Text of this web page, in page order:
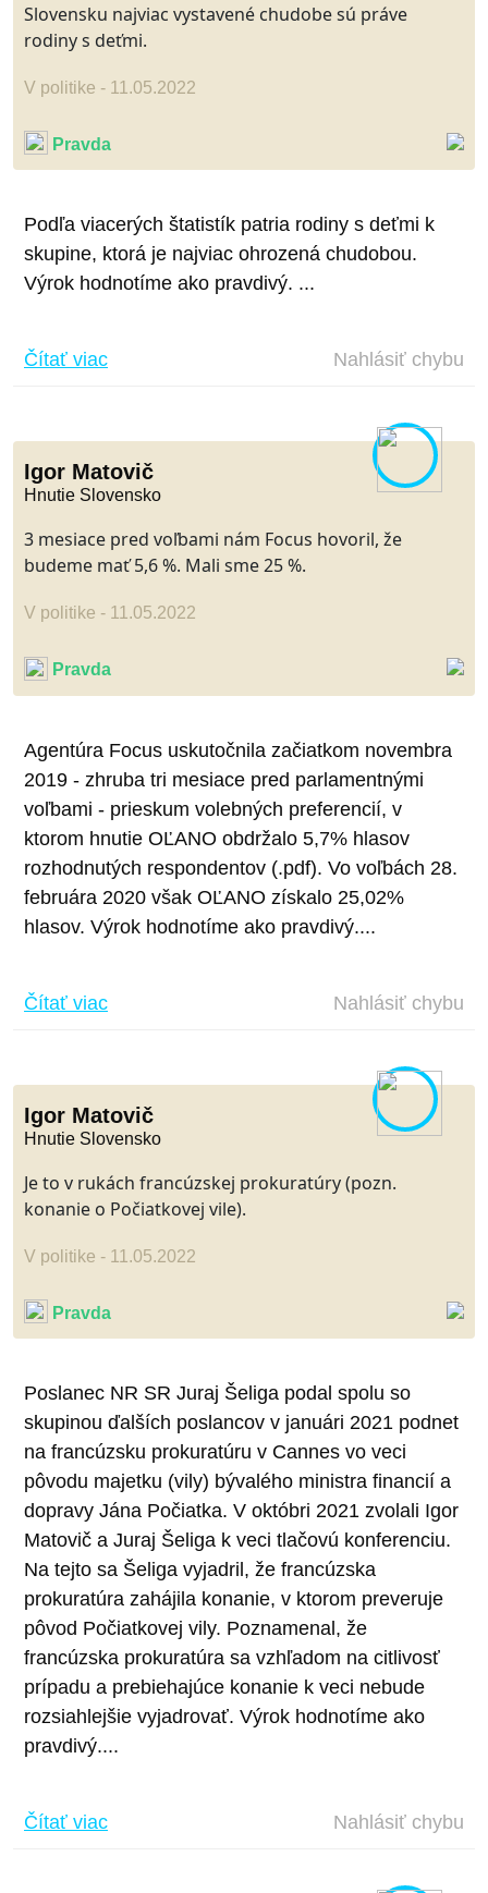
Slovensku najviac vystavené chudobe sú práve
rodiny s deťmi.
V politike - 11.05.2022
Pravda
Podľa viacerých štatistík patria rodiny s deťmi k
skupine, ktorá je najviac ohrozená chudobou.
Výrok hodnotíme ako pravdivý. ...
Čítať viac Nahlásiť chybu
Igor Matovič
Hnutie Slovensko
3 mesiace pred voľbami nám Focus hovoril, že
budeme mať 5,6 %. Mali sme 25 %.
V politike - 11.05.2022
Pravda
Agentúra Focus uskutočnila začiatkom novembra
2019 - zhruba tri mesiace pred parlamentnými
voľbami - prieskum volebných preferencií, v
ktorom hnutie OĽANO obdržalo 5,7% hlasov
rozhodnutých respondentov (.pdf). Vo voľbách 28.
februára 2020 však OĽANO získalo 25,02%
hlasov. Výrok hodnotíme ako pravdivý....
Čítať viac Nahlásiť chybu
Igor Matovič
Hnutie Slovensko
Je to v rukách francúzskej prokuratúry (pozn.
konanie o Počiatkovej vile).
V politike - 11.05.2022
Pravda
Poslanec NR SR Juraj Šeliga podal spolu so
skupinou ďalších poslancov v januári 2021 podnet
na francúzsku prokuratúru v Cannes vo veci
pôvodu majetku (vily) bývalého ministra financií a
dopravy Jána Počiatka. V októbri 2021 zvolali Igor
Matovič a Juraj Šeliga k veci tlačovú konferenciu.
Na tejto sa Šeliga vyjadril, že francúzska
prokuratúra zahájila konanie, v ktorom preveruje
pôvod Počiatkovej vily. Poznamenal, že
francúzska prokuratúra sa vzhľadom na citlivosť
prípadu a prebiehajúce konanie k veci nebude
rozsiahlejšie vyjadrovať. Výrok hodnotíme ako
pravdivý....
Čítať viac Nahlásiť chybu